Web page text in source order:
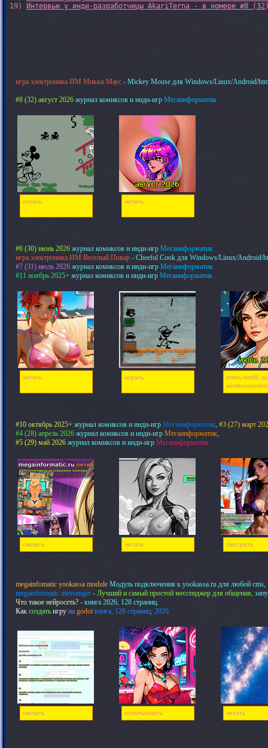
19)
Интервью у инди-разработчицы AkariTerna - в номере #8
игра электроника ИМ Микки Маус - Mickey Mouse для Windows/Linux/Android/
#8 (32) август 2026 журнал комиксов и инди-игр Мегаинформатик
играть читать
#6 (30) июнь 2026 журнал комиксов и инди-игр Мегаинформатик
игра электроника ИМ Веселый Повар - Cheeful Cook для Windows/Linux/Android/
#7 (31) июль 2026 журнал комиксов и инди-игр Мегаинформатик
#11 ноябрь 2025+ журнал комиксов и инди-игр Мегаинформатик
читать играть
опять html5,
win/linux/
#10 октябрь 2025+ журнал комиксов и инди-игр Мегаинформатик, #3 (27) март
#4 (28) апрель 2026 журнал комиксов и инди-игр Мегаинформатик,
#5 (29) май 2026 журнал комиксов и инди-игр Мегаинформатик
скачать читать смотреть
megainfomatic yookassa module Модуль подключения к yookassa.ru для любой cms,
megainformatic messenger - Лучший и самый простой мессенджер для общения,
Что такое нейросеть? - книга 2026, 128 страниц.
Как создать игру на godot книга, 128 страниц, 2026
скачать использовать читать